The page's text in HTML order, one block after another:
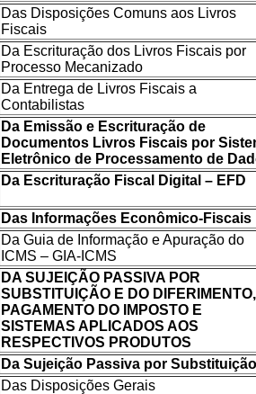
Das Disposições Comuns aos Livros
Fiscais
Da Escrituração dos Livros Fiscais por
Processo Mecanizado
Da Entrega de Livros Fiscais a
Contabilistas
Da Emissão e Escrituração de
Documentos Livros Fiscais por
Eletrônico de Processamento de
Da Escrituração Fiscal Digital – EFD
Das Informações Econômico-Fiscais
Da Guia de Informação e Apuração do
ICMS – GIA-ICMS
DA SUJEIÇÃO PASSIVA POR
SUBSTITUIÇÃO E DO DIFERIMENTO,
PAGAMENTO DO IMPOSTO E
SISTEMAS APLICADOS AOS
RESPECTIVOS PRODUTOS
Da Sujeição Passiva por Substituição
Das Disposições Gerais